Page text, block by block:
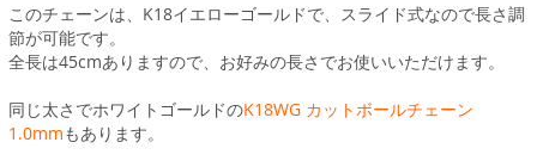
このチェーンは、K18イエローゴールドで、スライド式なので長さ調
節が可能です。
全長は45cmありますので、お好みの長さでお使いいただけます。
同じ太さでホワイトゴールドのK18WG カットボールチェーン
1.0mmもあります。